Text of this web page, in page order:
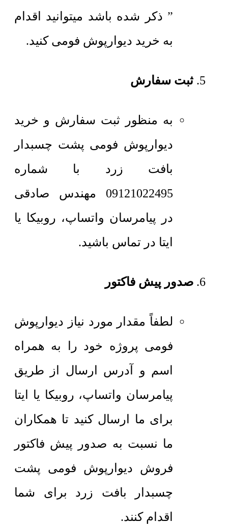
” ذکر شده باشد میتوانید اقدام
به خرید دیوارپوش فومی کنید.
ثبت سفارش
به منظور ثبت سفارش و خرید
دیوارپوش فومی پشت چسبدار
بافت زرد با شماره
09121022495 مهندس صادقی
در پیامرسان واتساپ، روبیکا یا
ایتا در تماس باشید.
صدور پیش فاکتور
لطفاً مقدار مورد نیاز دیوارپوش
فومی پروژه خود را به همراه
اسم و آدرس ارسال از طریق
پیامرسان واتساپ، روبیکا یا ایتا
برای ما ارسال کنید تا همکاران
ما نسبت به صدور پیش فاکتور
فروش دیوارپوش فومی پشت
چسبدار بافت زرد برای شما
اقدام کنند.